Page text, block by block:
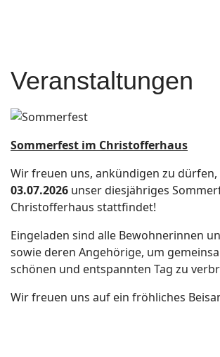
Veranstaltungen
Sommerfest im Christofferhaus
Wir freuen uns, ankündigen zu dürfen,
03.07.2026 unser diesjähriges
Christofferhaus stattfindet!
Eingeladen sind alle Bewohnerinnen
sowie deren Angehörige, um
schönen und entspannten Tag zu
Wir freuen uns auf ein fröhliches